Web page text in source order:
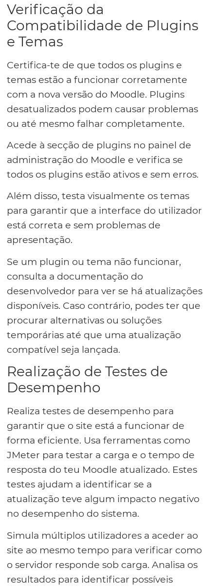
Verificação da
Compatibilidade de Plugins
e Temas
Certifica-te de que todos os plugins e
temas estão a funcionar corretamente
com a nova versão do Moodle. Plugins
desatualizados podem causar problemas
ou até mesmo falhar completamente.
Acede à secção de plugins no painel de
administração do Moodle e verifica se
todos os plugins estão ativos e sem erros.
Além disso, testa visualmente os temas
para garantir que a interface do utilizador
está correta e sem problemas de
apresentação.
Se um plugin ou tema não funcionar,
consulta a documentação do
desenvolvedor para ver se há atualizações
disponíveis. Caso contrário, podes ter que
procurar alternativas ou soluções
temporárias até que uma atualização
compatível seja lançada.
Realização de Testes de
Desempenho
Realiza testes de desempenho para
garantir que o site está a funcionar de
forma eficiente. Usa ferramentas como
JMeter para testar a carga e o tempo de
resposta do teu Moodle atualizado. Estes
testes ajudam a identificar se a
atualização teve algum impacto negativo
no desempenho do sistema.
Simula múltiplos utilizadores a aceder ao
site ao mesmo tempo para verificar como
o servidor responde sob carga. Analisa os
resultados para identificar possíveis